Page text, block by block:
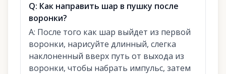
Q: Как направить шар в пушку после
воронки?
A: После того как шар выйдет из первой
воронки, нарисуйте длинный, слегка
наклоненный вверх путь от выхода из
воронки, чтобы набрать импульс, затем